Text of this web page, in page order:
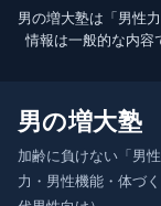
男の増大塾は「男性
情報は一般的な内容
男の増大塾
加齢に負けない「男
力・男性機能・体づ